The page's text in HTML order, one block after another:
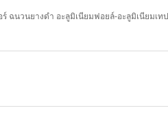
ฉนวนยางดำ อะลูมิเนียมฟอยล์-อะลูมิเนียมเทป